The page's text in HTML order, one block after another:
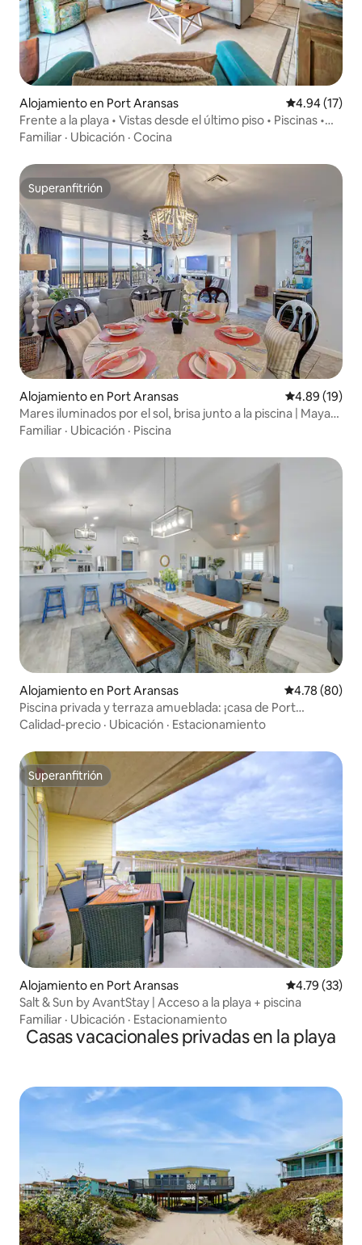
Alojamiento en Port Aransas Calificación
4.94 (17)
Frente a la playa • Vistas desde el último piso • Piscinas •
Pickleball
Familiar · Ubicación · Cocina
Superanfitrión
Superanfitrión
Alojamiento en Port Aransas Calificación
4.89 (19)
Mares iluminados por el sol, brisa junto a la piscina | Mayan
Princess 305
Familiar · Ubicación · Piscina
Alojamiento en Port Aransas Calificación
4.78 (80)
Piscina privada y terraza amueblada: ¡casa de Port
Aransas!
Calidad-precio · Ubicación · Estacionamiento
Superanfitrión
Superanfitrión
Alojamiento en Port Aransas Calificación
4.79 (33)
Salt & Sun by AvantStay | Acceso a la playa + piscina
Familiar · Ubicación · Estacionamiento
Casas vacacionales privadas en la playa